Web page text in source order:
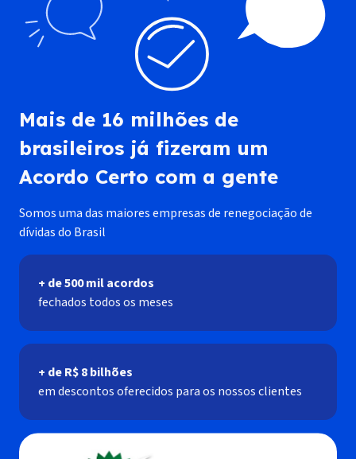
Mais de 16 milhões de
brasileiros já fizeram um
Acordo Certo com a gente
Somos uma das maiores empresas de renegociação de
dívidas do Brasil
+ de 500 mil acordos
fechados todos os meses
+ de R$ 8 bilhões
‍em descontos oferecidos para os nossos clientes